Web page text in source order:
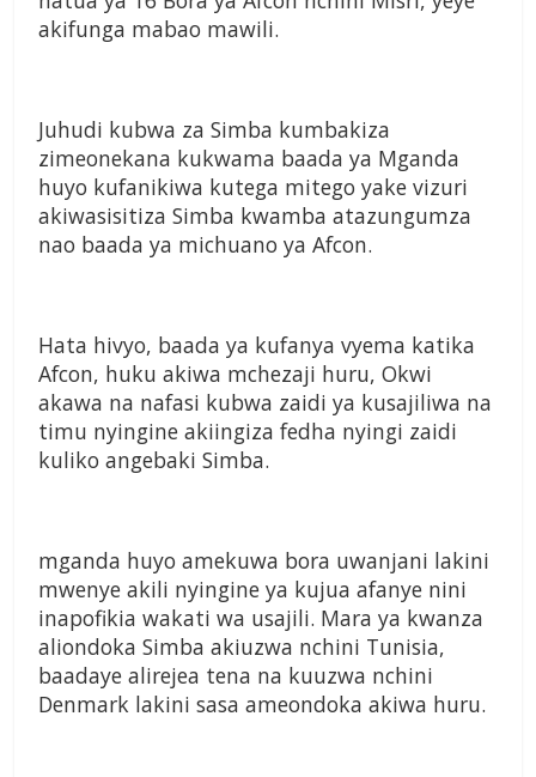
akifunga mabao mawili.
Juhudi kubwa za Simba kumbakiza
zimeonekana kukwama baada ya Mganda
huyo kufanikiwa kutega mitego yake vizuri
akiwasisitiza Simba kwamba atazungumza
nao baada ya michuano ya Afcon.
Hata hivyo, baada ya kufanya vyema katika
Afcon, huku akiwa mchezaji huru, Okwi
akawa na nafasi kubwa zaidi ya kusajiliwa na
timu nyingine akiingiza fedha nyingi zaidi
kuliko angebaki Simba.
mganda huyo amekuwa bora uwanjani lakini
mwenye akili nyingine ya kujua afanye nini
inapofikia wakati wa usajili. Mara ya kwanza
aliondoka Simba akiuzwa nchini Tunisia,
baadaye alirejea tena na kuuzwa nchini
Denmark lakini sasa ameondoka akiwa huru.